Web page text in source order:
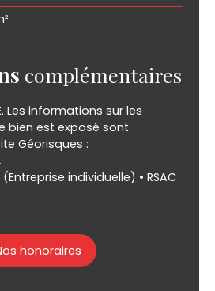
complémentaires
Les informations sur les
bien est exposé sont
Géorisques :
individuelle) • RSAC
honoraires